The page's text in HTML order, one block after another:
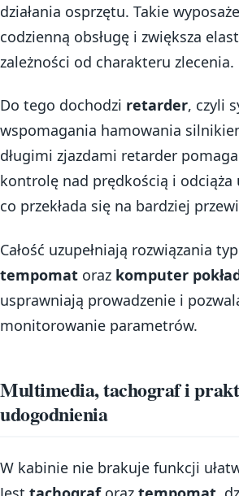
działania osprzętu. Takie
codzienną obsługę i zwiększa
zależności od charakteru zlecenia.
Do tego dochodzi retarder, czyli
wspomagania hamowania
długimi zjazdami retarder
kontrolę nad prędkością i odciąża
co przekłada się na bardziej
Całość uzupełniają rozwiązania
tempomat oraz komputer
usprawniają prowadzenie i
monitorowanie parametrów.
Multimedia, tachograf i
udogodnienia
W kabinie nie brakuje funkcji